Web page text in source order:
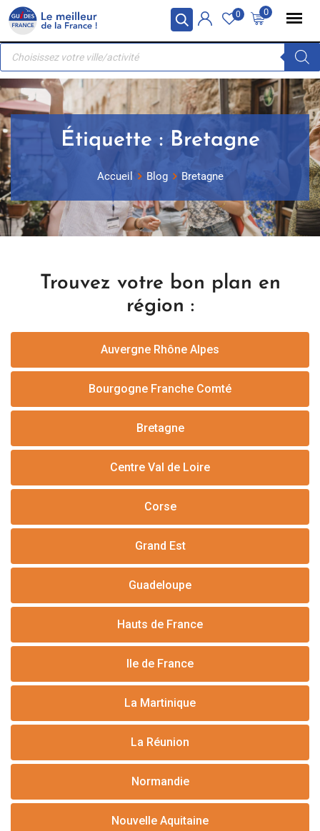
Panneau de gestion des cookies
Skip
content
0
0
Recherche
produits
Étiquette :Bretagne
Accueil Blog Bretagne
Trouvez votre bon plan en
région :
Auvergne Rhône Alpes
Bourgogne Franche Comté
Bretagne
Centre Val de Loire
Corse
Grand Est
Guadeloupe
Hauts de France
Ile de France
La Martinique
La Réunion
Normandie
Nouvelle Aquitaine